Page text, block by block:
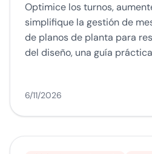
Optimice los turnos,
simplifique la gestión de
de planos de planta para
del diseño, una guía
6/11/2026